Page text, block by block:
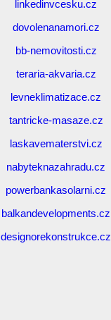
linkedinvcesku.cz
dovolenanamori.cz
bb-nemovitosti.cz
teraria-akvaria.cz
levneklimatizace.cz
tantricke-masaze.cz
laskavematerstvi.cz
nabyteknazahradu.cz
powerbankasolarni.cz
balkandevelopments.cz
designorekonstrukce.cz